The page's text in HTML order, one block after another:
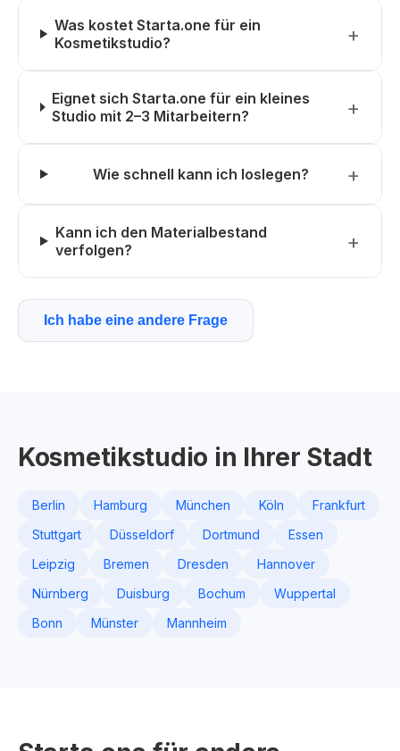
Was kostet Starta.one für ein
Kosmetikstudio?
Eignet sich Starta.one für ein kleines
Studio mit 2–3 Mitarbeitern?
Wie schnell kann ich loslegen?
Kann ich den Materialbestand
verfolgen?
Ich habe eine andere Frage
Kosmetikstudio in Ihrer Stadt
Berlin Hamburg München Köln
Frankfurt
Stuttgart
Düsseldorf Dortmund
Essen
Leipzig
Bremen Dresden
Hannover
Nürnberg
Duisburg Bochum
Wuppertal
Bonn
Münster Mannheim